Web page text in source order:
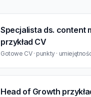
Specjalista ds. content
przykład CV
Gotowe CV · punkty ·
Head of Growth